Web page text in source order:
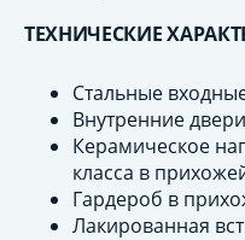
ТЕХНИЧЕСКИЕ
Стальные
Внутренние
Керамическое
класса в
Гардероб в
Лакированная